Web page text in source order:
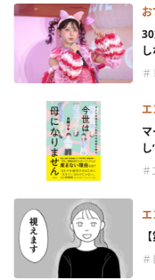
＃
エ
＃
エ
＃